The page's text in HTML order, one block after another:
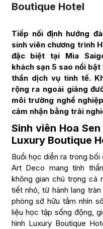
Boutique Hotel
Tiếp nối định hướng
sinh viên chương trình
đặc biệt tại Mia
khách sạn 5 sao nổi
thần dịch vụ tinh tế.
rộng ra ngoài giảng
môi trường nghề
cảm nhận bằng trải
Sinh viên Hoa
Luxury Boutique
Buổi học diễn ra trong
Art Deco mang tính
không gian chú trọng cá
tiết nhỏ, từ hành lang
phòng sở hữu tầm nhìn
liệu học tập sống động,
hình Luxury Boutique